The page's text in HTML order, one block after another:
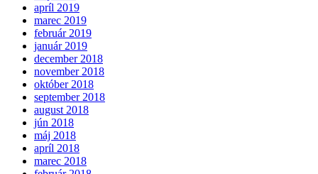
apríl 2019
marec 2019
február 2019
január 2019
december 2018
november 2018
október 2018
september 2018
august 2018
jún 2018
máj 2018
apríl 2018
marec 2018